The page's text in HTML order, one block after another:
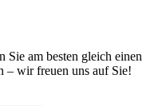
Sie am besten gleich einen
– wir freuen uns auf Sie!